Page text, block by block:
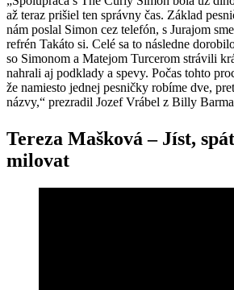
až teraz prišiel ten správny čas. Základ
nám poslal Simon cez telefón, s Jurajom
refrén Takáto si. Celé sa to následne
so Simonom a Matejom Turcerom strávili
nahrali aj podklady a spevy. Počas tohto
že namiesto jednej pesničky robíme dve,
názvy,“ prezradil Jozef Vrábel z Billy
Tereza Mašková – Jíst,
milovat